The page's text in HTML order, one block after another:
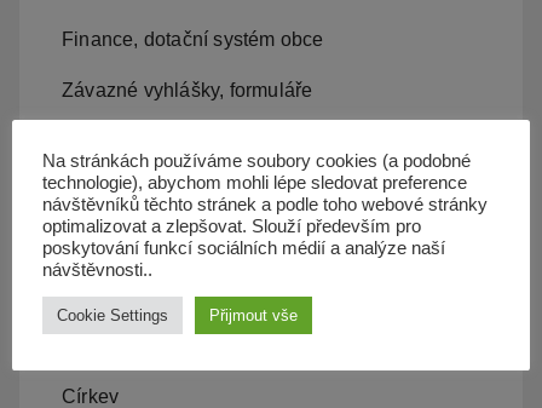
Finance, dotační systém obce
Závazné vyhlášky, formuláře
Czech POINT
Veřejné zakázky
Život v obci
Církev
Na stránkách používáme soubory cookies (a podobné
technologie), abychom mohli lépe sledovat preference
návštěvníků těchto stránek a podle toho webové stránky
optimalizovat a zlepšovat. Slouží především pro
poskytování funkcí sociálních médií a analýze naší
návštěvnosti..
Cookie Settings Přijmout vše